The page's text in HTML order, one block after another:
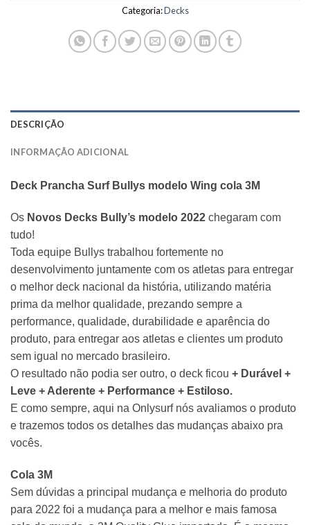
Categoria:Decks
DESCRIÇÃO
INFORMAÇÃO ADICIONAL
Deck Prancha Surf Bullys modelo Wing cola 3M
Os Novos Decks Bully’s modelo 2022 chegaram com
tudo!
Toda equipe Bullys trabalhou fortemente no
desenvolvimento juntamente com os atletas para entregar
o melhor deck nacional da história, utilizando matéria
prima da melhor qualidade, prezando sempre a
performance, qualidade, durabilidade e aparência do
produto, para entregar aos atletas e clientes um produto
sem igual no mercado brasileiro.
O resultado não podia ser outro, o deck ficou + Durável +
Leve + Aderente + Performance + Estiloso.
E como sempre, aqui na Onlysurf nós avaliamos o produto
e trazemos todos os detalhes das mudanças abaixo pra
vocês.
Cola 3M
Sem dúvidas a principal mudança e melhoria do produto
para 2022 foi a mudança para a melhor e mais famosa